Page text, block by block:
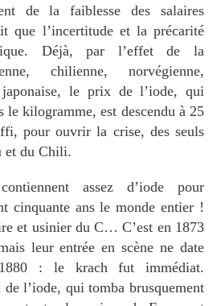
de la faiblesse des salaires
que l’incertitude et la précarité
Déjà, par l’effet de la
chilienne, norvégienne,
le prix de l’iode, qui
le kilogramme, est descendu à 25
pour ouvrir la crise, des seuls
et du Chili.
assez d’iode pour
cinquante ans le monde entier !
et usinier du C… C’est en 1873
leur entrée en scène ne date
: le krach fut immédiat.
l’iode, qui tomba brusquement